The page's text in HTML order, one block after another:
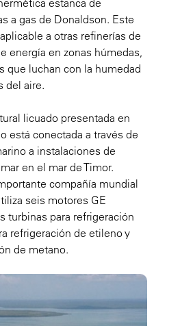
estanca de
a gas de Donaldson. Este
a otras refinerías de
energía en zonas húmedas,
que luchan con la humedad
del aire.
licuado presentada en
está conectada a través de
a instalaciones de
en el mar de Timor.
compañía mundial
seis motores GE
turbinas para refrigeración
refrigeración de etileno y
de metano.